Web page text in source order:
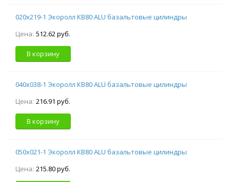
020х219-1 Экоролл КВ80 ALU базальтовые цилиндры
Цена: 512.62 руб.
В корзину
040х038-1 Экоролл КВ80 ALU базальтовые цилиндры
Цена: 216.91 руб.
В корзину
050х021-1 Экоролл КВ80 ALU базальтовые цилиндры
Цена: 215.80 руб.